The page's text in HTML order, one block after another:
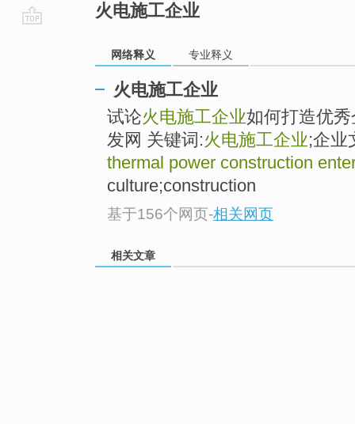
火电施工企业
网络释义 专业释义
火电施工企业
试论火电施工企业如何打造优
发网 关键词:火电施工企业;企业
thermal power construction
culture;construction
基于156个网页-相关网页
相关文章